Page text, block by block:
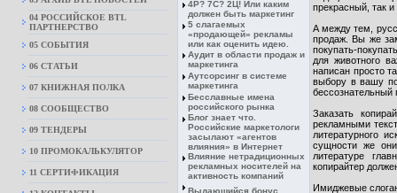
04 РОССИЙСКОЕ BTL
ПАРТНЕРСТВО
05 СОБЫТИЯ
06 СТАТЬИ
07 КНИЖНАЯ ПОЛКА
08 CООБЩЕСТВО
09 ТЕНДЕРЫ
10 ПРОМОКАЛЬКУЛЯТОР
11 СЕРТИФИКАЦИЯ
4Р? 7С? 2Ц! Или каким
должен быть маркетинг
5 слагаемых
«продающей» рекламы
или как оценить идею.
Аудит в области продаж и
маркетинга
Аутсорсинг в системе
маркетинга
Бесславные имена
российского рынка
Блог знает что.
Российские маркетологи
засылают «агентов
влияния» в Интернет
Влияние нетрадиционных
рекламных носителей на
активность компаний
Выдающийся бонус
прекрасный, так
А между тем,
продаж. Вы же
покупать-
для животного
написан просто
выбору в вашу
бессознательный
Заказать
рекламными
литературного
сущности же
литературе
копирайтер
Имиджевые